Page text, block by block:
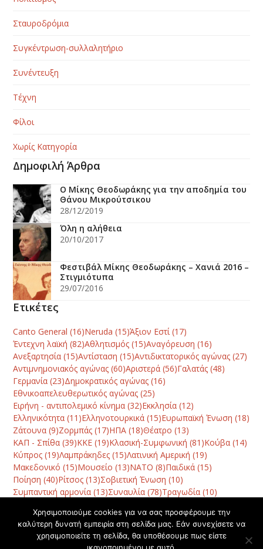
Σταυροδρόμια
Συγκέντρωση-συλλαλητήριο
Συνέντευξη
Τέχνη
Φίλοι
Χωρίς Κατηγορία
Δημοφιλή Άρθρα
Ο Μίκης Θεοδωράκης για την αποδημία του
Θάνου Μικρούτσικου
28/12/2019
Όλη η αλήθεια
20/10/2017
Φεστιβάλ Μίκης Θεοδωράκης – Χανιά 2016 –
Στιγμιότυπα
29/07/2016
Ετικέτες
Canto General (16)Neruda (15)Άξιον Εστί(17)
Έντεχνη λαϊκή (82)Αθλητισμός (15)Αναγόρευση (16)
Ανεξαρτησία (15)Αντίσταση (15)Αντιδικτατορικός αγώνας (27)
Αντιμνημονιακός αγώνας (60)Αριστερά (56)Γαλατάς (48)
Γερμανία (23)Δημοκρατικός αγώνας (16)
Εθνικοαπελευθερωτικός αγώνας (25)
Ειρήνη - αντιπολεμικό κίνημα (32)Εκκλησία (12)
Ελληνικότητα (11)Ελληνοτουρκικά (15)Ευρωπαϊκή Ένωση (18)
Ζάτουνα (9)Ζορμπάς (17)ΗΠΑ (18)Θέατρο (13)
ΚΑΠ - Σπίθα (39)ΚΚΕ (19)Κλασική-Συμφωνική (81)Κούβα (14)
Κύπρος (19)Λαμπράκηδες (15)Λατινική Αμερική (19)
Μακεδονικό (15)Μουσείο (13)ΝΑΤΟ (8)Παιδικά (15)
Ποίηση (40)Ρίτσος (13)Σοβιετική Ένωση (10)
Συμπαντική αρμονία (13)Συναυλία (78)Τραγωδία (10)
Μια απάντηση
Παρέμβαση Μίκη Θεοδωράκη με
Χρησιμοποιούμε cookies για να σας προσφέρουμε την
καλύτερη δυνατή εμπειρία στη σελίδα μας. Εάν συνεχίσετε να
χρησιμοποιείτε τη σελίδα, θα υποθέσουμε πως είστε